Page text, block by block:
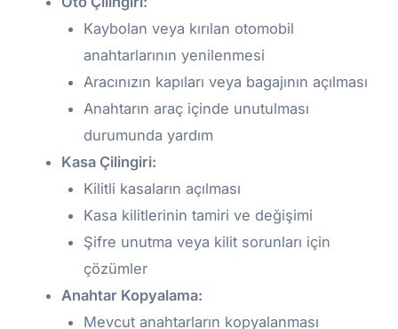
Kaybolan veya kırılan otomobil
anahtarlarının yenilenmesi
Aracınızın kapıları veya bagajının açılması
Anahtarın araç içinde unutulması
durumunda yardım
Kasa Çilingiri:
Kilitli kasaların açılması
Kasa kilitlerinin tamiri ve değişimi
Şifre unutma veya kilit sorunları için
çözümler
Anahtar Kopyalama:
Mevcut anahtarların kopyalanması